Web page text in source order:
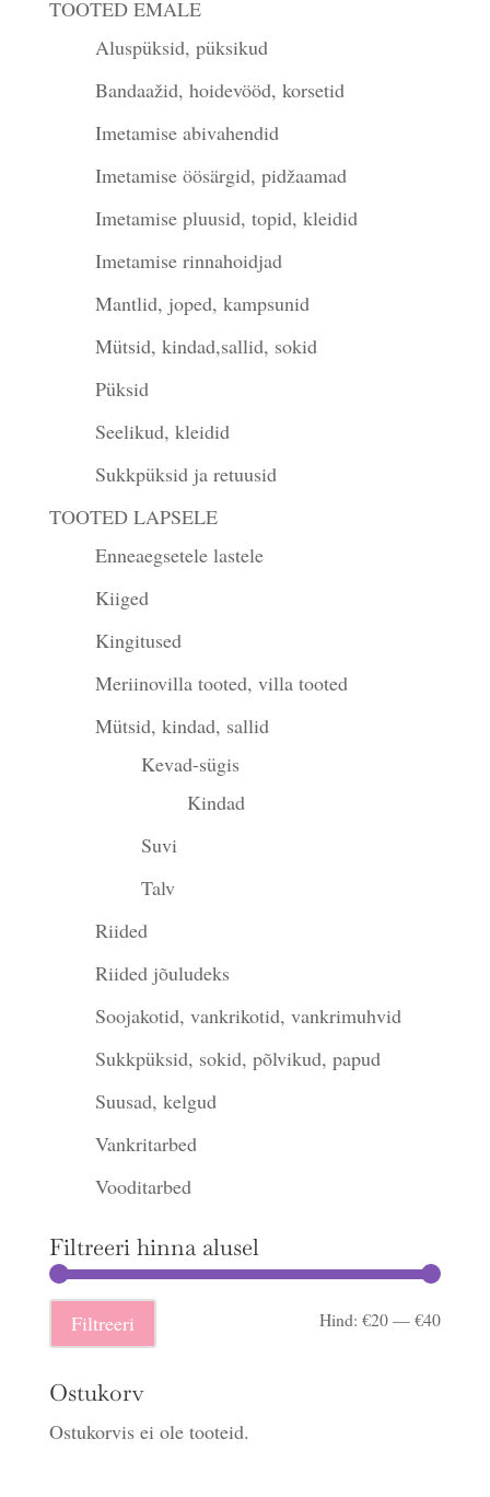
TOOTED EMALE
Aluspüksid, püksikud
Bandaažid, hoidevööd, korsetid
Imetamise abivahendid
Imetamise öösärgid, pidžaamad
Imetamise pluusid, topid, kleidid
Imetamise rinnahoidjad
Mantlid, joped, kampsunid
Mütsid, kindad,sallid, sokid
Püksid
Seelikud, kleidid
Sukkpüksid ja retuusid
TOOTED LAPSELE
Enneaegsetele lastele
Kiiged
Kingitused
Meriinovilla tooted, villa tooted
Mütsid, kindad, sallid
Kevad-sügis
Kindad
Suvi
Talv
Riided
Riided jõuludeks
Soojakotid, vankrikotid, vankrimuhvid
Sukkpüksid, sokid, põlvikud, papud
Suusad, kelgud
Vankritarbed
Vooditarbed
Filtreeri hinna alusel
Filtreeri Hind:€20—€40
Ostukorv
Ostukorvis ei ole tooteid.